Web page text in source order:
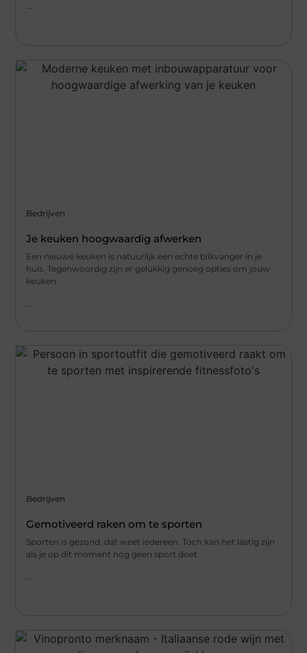
...
Bedrijven
Je keuken hoogwaardig afwerken
Een nieuwe keuken is natuurlijk een echte blikvanger in je
huis. Tegenwoordig zijn er gelukkig genoeg opties om jouw
keuken
Bedrijven
Gemotiveerd raken om te sporten
Sporten is gezond, dat weet iedereen. Toch kan het lastig zijn
als je op dit moment nog geen sport doet